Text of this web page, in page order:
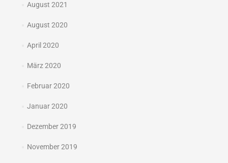
August 2021
August 2020
April 2020
März 2020
Februar 2020
Januar 2020
Dezember 2019
November 2019